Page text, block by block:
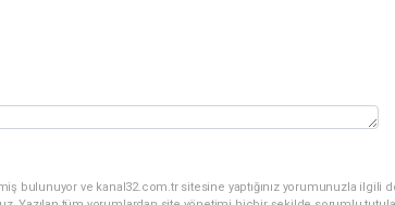
bulunuyor ve kanal32.com.tr sitesine yaptığınız yorumunuzla ilgili